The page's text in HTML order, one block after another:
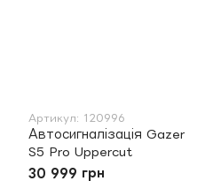
Артикул: 120996
Автосигналізація Gazer
S5 Pro Uppercut
30 999 грн